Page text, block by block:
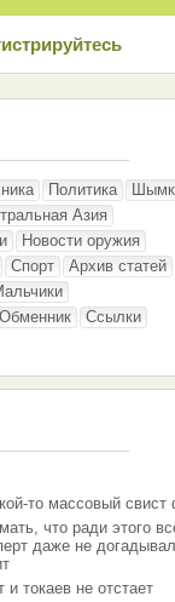
Политика
Азия
Новости оружия
Спорт
Архив статей
Обменник
Ссылки
то массовый свист
что ради этого
даже не
токаев не отстает